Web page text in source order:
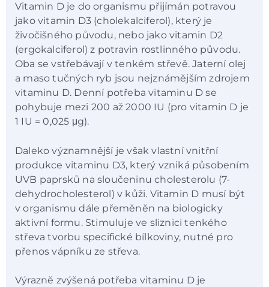
Vitamin D je do organismu přijímán potravou
jako vitamin D3 (cholekalciferol), který je
živočišného původu, nebo jako vitamin D2
(ergokalciferol) z potravin rostlinného původu.
Oba se vstřebávají v tenkém střevě. Jaterní olej
a maso tučných ryb jsou nejznámějším zdrojem
vitaminu D. Denní potřeba vitaminu D se
pohybuje mezi 200 až 2000 IU (pro vitamin D je
1 IU = 0,025 μg).
Daleko významnější je však vlastní vnitřní
produkce vitaminu D3, který vzniká působením
UVB paprsků na sloučeninu cholesterolu (7-
dehydrocholesterol) v kůži. Vitamin D musí být
v organismu dále přeměněn na biologicky
aktivní formu. Stimuluje ve sliznici tenkého
střeva tvorbu specifické bílkoviny, nutné pro
přenos vápníku ze střeva.
Výrazně zvýšená potřeba vitaminu D je